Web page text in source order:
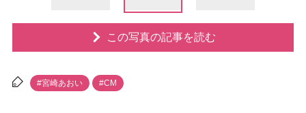
この写真の記事を読む
#宮崎あおい #CM